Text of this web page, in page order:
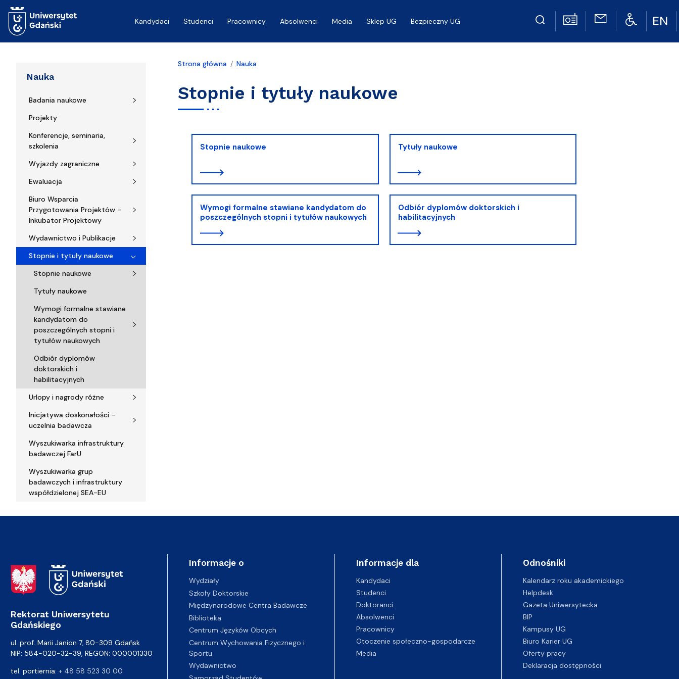
Kandydaci
Studenci Pracownicy Absolwenci Media Sklep UG Bezpieczny UG
Nauka
Badania naukowe
Projekty
Konferencje, seminaria,
szkolenia
Wyjazdy zagraniczne
Ewaluacja
Biuro Wsparcia
Przygotowania Projektów –
Inkubator Projektowy
Wydawnictwo i Publikacje
Stopnie i tytuły naukowe
Stopnie naukowe
Tytuły naukowe
Wymogi formalne stawiane
kandydatom do
poszczególnych stopni i
tytułów naukowych
Odbiór dyplomów
doktorskich i
habilitacyjnych
Urlopy i nagrody różne
Inicjatywa doskonałości –
uczelnia badawcza
Wyszukiwarka infrastruktury
badawczej FarU
Wyszukiwarka grup
badawczych i infrastruktury
współdzielonej SEA-EU
Strona główna Nauka
Stopnie i tytuły naukowe
Stopnie naukowe Tytuły naukowe
Wymogi formalne stawiane kandydatom do
poszczególnych stopni i tytułów naukowych
Odbiór dyplomów doktorskich i
habilitacyjnych
Adres Rektoratu
Rektorat Uniwersytetu
Gdańskiego
ul. prof. Marii Janion 7, 80-309 Gdańsk
NIP: 584-020-32-39, REGON: 000001330
tel. portiernia: + 48 58 523 30 00
Informacje o
Wydziały
Szkoły Doktorskie
Międzynarodowe Centra Badawcze
Biblioteka
Centrum Języków Obcych
Centrum Wychowania Fizycznego i
Sportu
Wydawnictwo
Informacje dla
Kandydaci
Studenci
Doktoranci
Absolwenci
Pracownicy
Otoczenie społeczno-gospodarcze
Media
Odnośniki
Kalendarz roku akademickiego
Helpdesk
Gazeta Uniwersytecka
BIP
Kampusy UG
Biuro Karier UG
Oferty pracy
Deklaracja dostępności